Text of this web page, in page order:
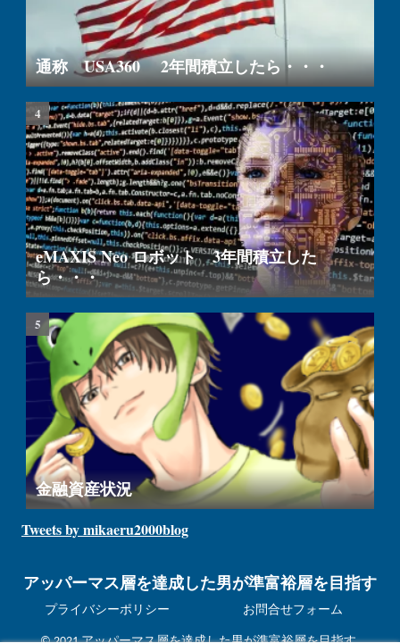
通称 USA360 2年間積立したら・・・
eMAXIS Neo ロボット 3年間積立した
ら・・・
金融資産状況
Tweets by mikaeru2000blog
アッパーマス層を達成した男が準富裕層を目指す
プライバシーポリシー お問合せフォーム